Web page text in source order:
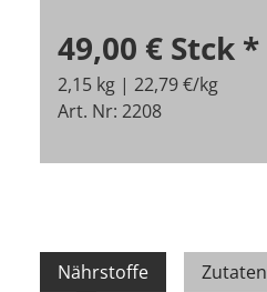
49,00 € Stck *
2,15 kg | 22,79 €/kg
Art. Nr: 2208
Nährstoffe Zutaten